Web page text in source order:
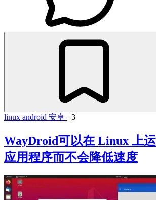
linux android 安卓 +3
WayDroid可以在 Linux 上
应用程序而不会降低速度